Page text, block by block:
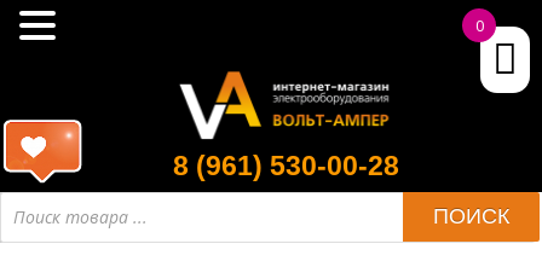
8 (961) 530-00-28
товара
ПОИСК
0